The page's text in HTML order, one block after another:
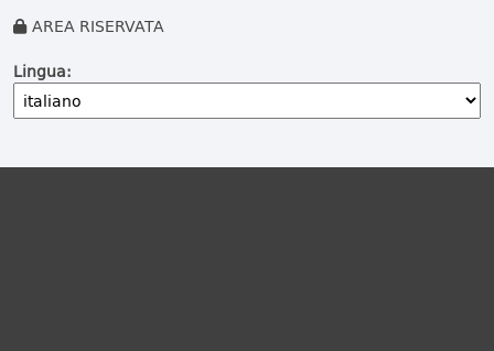
AREA RISERVATA
Lingua